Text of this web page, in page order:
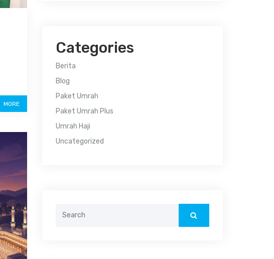
MORE
Categories
Berita
Blog
Paket Umrah
Paket Umrah Plus
Umrah Haji
Uncategorized